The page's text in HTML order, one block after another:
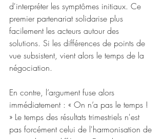
d'interpréter les symptômes initiaux. Ce
premier partenariat solidarise plus
facilement les acteurs autour des
solutions. Si les différences de points de
vue subsistent, vient alors le temps de la
négociation.
En contre, l’argument fuse alors
immédiatement : « On n’a pas le temps !
» Le temps des résultats trimestriels n'est
pas forcément celui de l'harmonisation de